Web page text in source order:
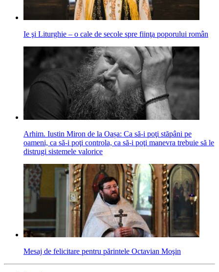
Ie şi Liturghie – o cale de secole spre fiinţa poporului român
Arhim. Iustin Miron de la Oașa: Ca să-i poţi stăpâni pe
oameni, ca să-i poţi controla, ca să-i poţi manevra trebuie să le
distrugi sistemele valorice
Mesaj de felicitare pentru părintele Octavian Moşin